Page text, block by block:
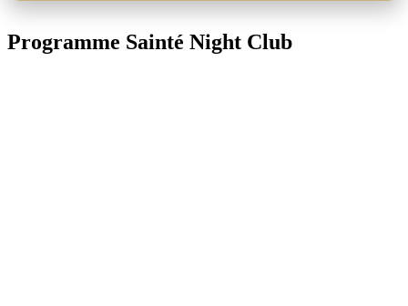
Programme Sainté Night Club